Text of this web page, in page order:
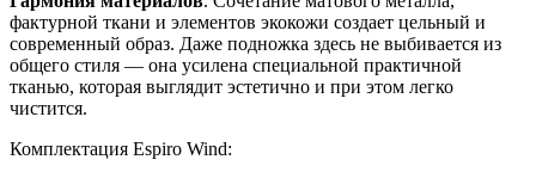
фактурной ткани и элементов экокожи создает цельный и
современный образ. Даже подножка здесь не выбивается из
общего стиля — она усилена специальной практичной
тканью, которая выглядит эстетично и при этом легко
чистится.
Комплектация Espiro Wind: